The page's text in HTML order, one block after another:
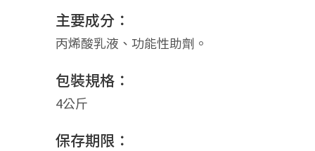
主要成分：
丙烯酸乳液、功能性助劑。
包裝規格：
4公斤
保存期限：